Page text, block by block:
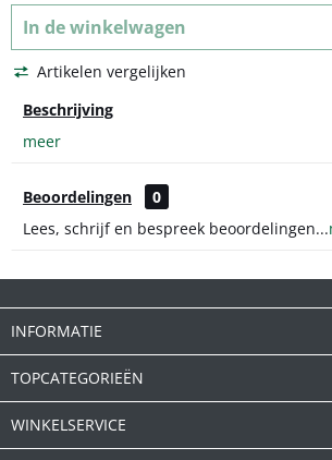
In dewinkelwagen
Artikelen vergelijken
Beschrijving
meer
Beoordelingen
0
Lees, schrijf en bespreek beoordelingen...
INFORMATIE
TOPCATEGORIEËN
WINKELSERVICE